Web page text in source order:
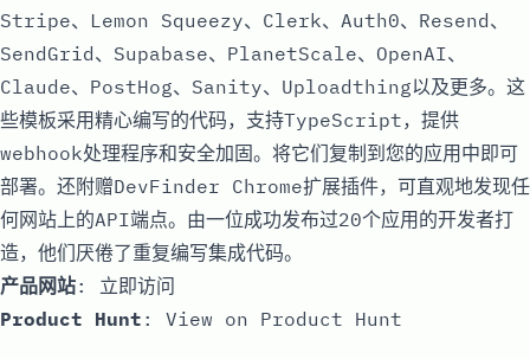
Stripe、Lemon Squeezy、Clerk、Auth0、Resend、
SendGrid、Supabase、PlanetScale、OpenAI、
Claude、PostHog、Sanity、Uploadthing以及更多。这
些模板采用精心编写的代码，支持TypeScript，提供
webhook处理程序和安全加固。将它们复制到您的应用中即可
部署。还附赠DevFinder Chrome扩展插件，可直观地发现任
何网站上的API端点。由一位成功发布过20个应用的开发者打
造，他们厌倦了重复编写集成代码。
产品网站: 立即访问
Product Hunt : View on Product Hunt